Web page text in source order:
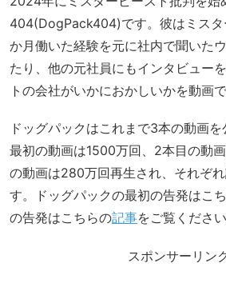
404(DogPack404)です。彼はミスタ
か月働いた経験を元に社内で聞いた
たり、他の元社員にもインタビュー
トの会社がいかにおかしいかを動画
ドッグパックはこれまで3本の動画を
最初の動画は1500万回、2本目の動
の動画は280万回再生され、それぞ
す。ドッグパックの最初の告発はこ
の告発はこちらの記事をご覧ください
スポンサーリン